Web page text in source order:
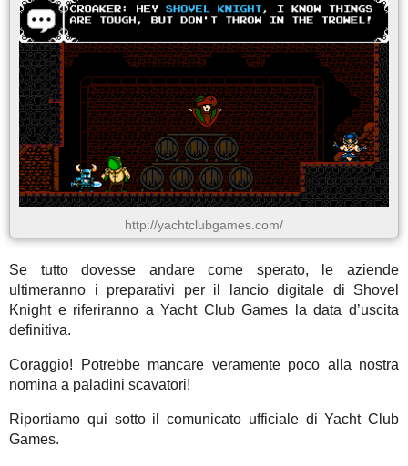
http://yachtclubgames.com/
Se tutto dovesse andare come sperato, le aziende
ultimeranno i preparativi per il lancio digitale di Shovel
Knight e riferiranno a Yacht Club Games la data d’uscita
definitiva.
Coraggio! Potrebbe mancare veramente poco alla nostra
nomina a paladini scavatori!
Riportiamo qui sotto il comunicato ufficiale di Yacht Club
Games.